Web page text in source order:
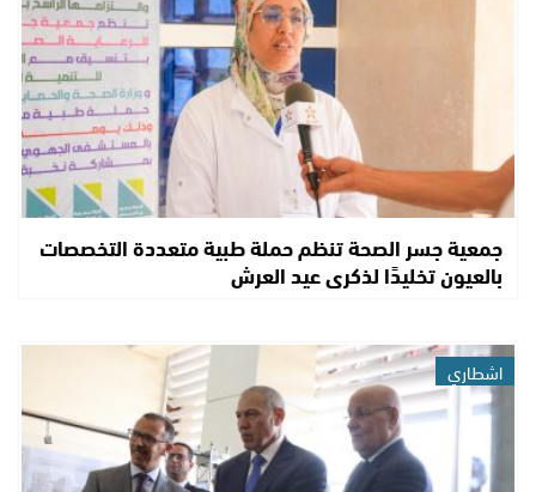
جمعية جسر الصحة تنظم حملة طبية متعددة التخصصات
بالعيون تخليدًا لذكرى عيد العرش
اشطاري